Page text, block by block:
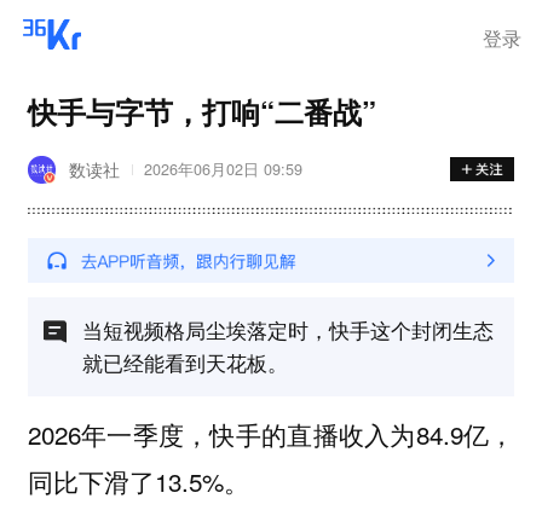
登录
快手与字节，打响“二番战”
数读社 2026年06月02日 09:59
当短视频格局尘埃落定时，快手这个封闭生态
就已经能看到天花板。
2026年一季度，快手的直播收入为84.9亿，
同比下滑了13.5%。